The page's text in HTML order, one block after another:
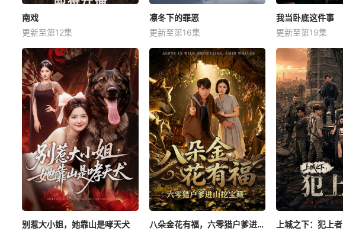
南戏
更新至第12集
凛冬下的罪恶
更新至第16集
我当卧底这件事
更新至第19集
别惹大小姐，她靠山是哮天犬
八朵金花有福，六零猎户爹进山挖宝藏
上城之下：犯上者